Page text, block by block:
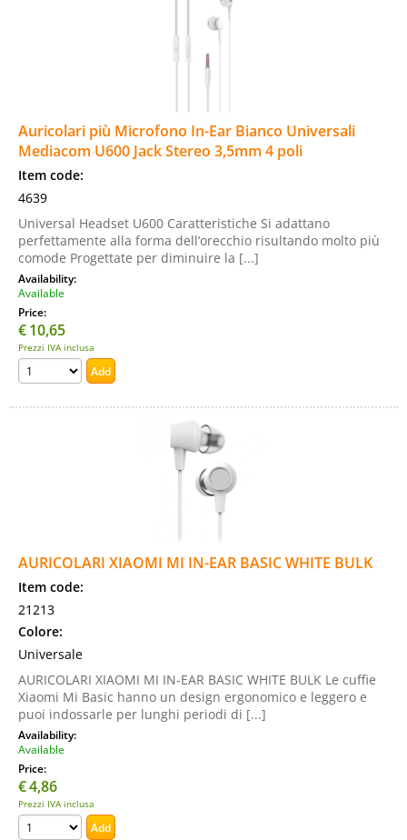
Auricolari più Microfono In-Ear Bianco Universali
Mediacom U600 Jack Stereo 3,5mm 4 poli
Item code:
4639
Universal Headset U600 Caratteristiche Si adattano
perfettamente alla forma dell’orecchio risultando molto più
comode Progettate per diminuire la [...]
Availability:
Available
Price:
€10,65
Prezzi IVA inclusa
AURICOLARI XIAOMI MI IN-EAR BASIC WHITE BULK
Item code:
21213
Colore:
Universale
AURICOLARI XIAOMI MI IN-EAR BASIC WHITE BULK Le cuffie
Xiaomi Mi Basic hanno un design ergonomico e leggero e
puoi indossarle per lunghi periodi di [...]
Availability:
Available
Price:
€4,86
Prezzi IVA inclusa